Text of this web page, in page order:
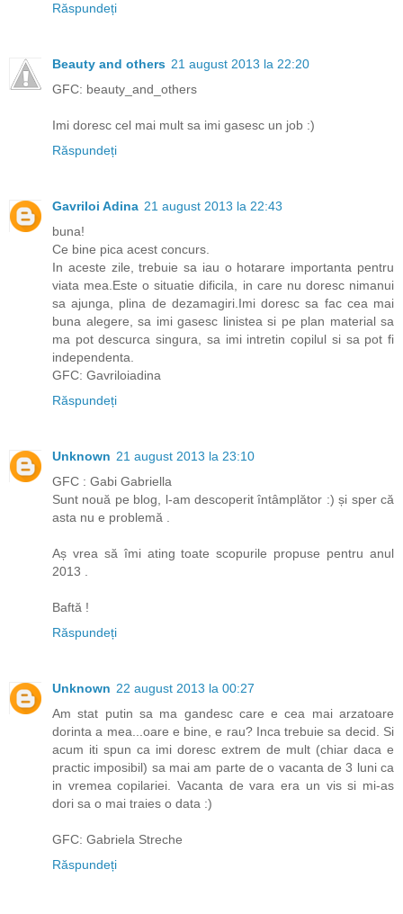
Răspundeți
Beauty and others 21 august 2013 la 22:20
GFC: beauty_and_others
Imi doresc cel mai mult sa imi gasesc un job :)
Răspundeți
Gavriloi Adina 21 august 2013 la 22:43
buna!
Ce bine pica acest concurs.
In aceste zile, trebuie sa iau o hotarare importanta pentru
viata mea.Este o situatie dificila, in care nu doresc nimanui
sa ajunga, plina de dezamagiri.Imi doresc sa fac cea mai
buna alegere, sa imi gasesc linistea si pe plan material sa
ma pot descurca singura, sa imi intretin copilul si sa pot fi
independenta.
GFC: Gavriloiadina
Răspundeți
Unknown 21 august 2013 la 23:10
GFC : Gabi Gabriella
Sunt nouă pe blog, l-am descoperit întâmplător :) și sper că
asta nu e problemă .
Aș vrea să îmi ating toate scopurile propuse pentru anul
2013 .
Baftă !
Răspundeți
Unknown 22 august 2013 la 00:27
Am stat putin sa ma gandesc care e cea mai arzatoare
dorinta a mea...oare e bine, e rau? Inca trebuie sa decid. Si
acum iti spun ca imi doresc extrem de mult (chiar daca e
practic imposibil) sa mai am parte de o vacanta de 3 luni ca
in vremea copilariei. Vacanta de vara era un vis si mi-as
dori sa o mai traies o data :)
GFC: Gabriela Streche
Răspundeți